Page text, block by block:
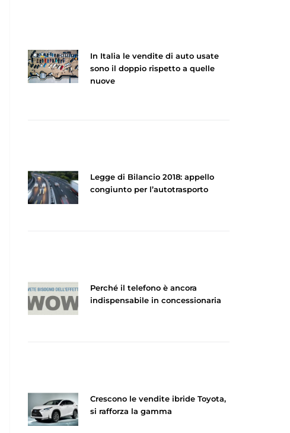
In Italia le vendite di auto usate
sono il doppio rispetto a quelle
nuove
Legge di Bilancio 2018: appello
congiunto per l’autotrasporto
Perché il telefono è ancora
indispensabile in concessionaria
Crescono le vendite ibride Toyota,
si rafforza la gamma